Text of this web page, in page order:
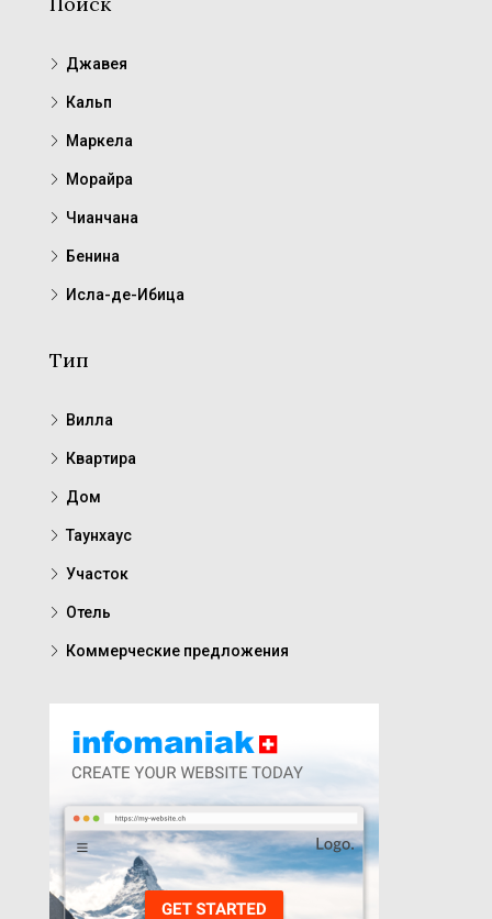
Джавея
Кальп
Маркела
Морайра
Чианчана
Бенина
Исла-де-Ибица
Тип
Вилла
Квартира
Дом
Таунхаус
Участок
Отель
Коммерческие предложения